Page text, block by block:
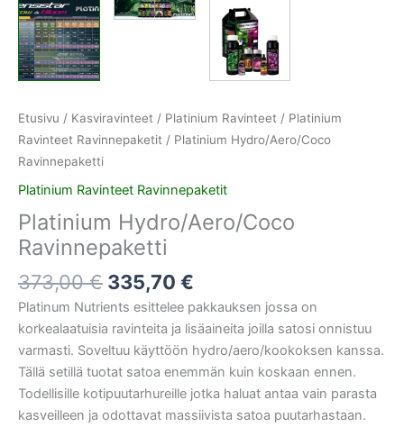
Etusivu / Kasviravinteet / Platinium Ravinteet / Platinium
Ravinteet Ravinnepaketit / Platinium Hydro/Aero/Coco
Ravinnepaketti
Platinium Ravinteet Ravinnepaketit
Platinium Hydro/Aero/Coco
Ravinnepaketti
373,00€ 335,70 €
Platinum Nutrients esittelee pakkauksen jossa on
korkealaatuisia ravinteita ja lisäaineita joilla satosi onnistuu
varmasti. Soveltuu käyttöön hydro/aero/kookoksen kanssa.
Tällä setillä tuotat satoa enemmän kuin koskaan ennen.
Todellisille kotipuutarhureille jotka haluat antaa vain parasta
kasveilleen ja odottavat massiivista satoa puutarhastaan.